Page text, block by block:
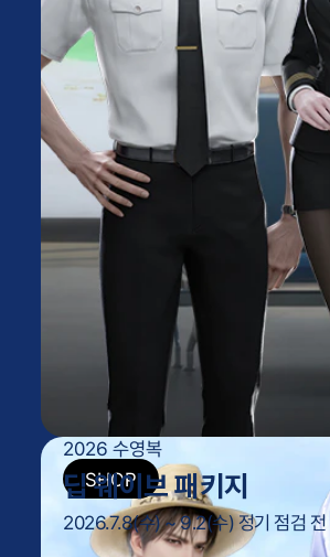
2026 수영복
딥 웨이브 패키지
2026.7.8(수) ~ 9.2(수) 정기 점검 전